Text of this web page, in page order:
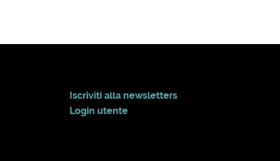
Iscriviti alla newsletters
Login utente